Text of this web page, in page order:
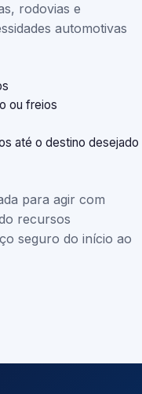
rodovias e
automotivas
ou freios
até o destino desejado
para agir com
recursos
seguro do início ao